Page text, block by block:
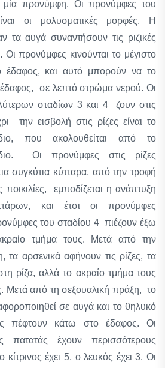
μία προνύμφη. Οι προνύμφες του
οι μολυσματικές μορφές. Η
τα αυγά συναντήσουν τις ριζικές
Οι προνύμφες κινούνται το μέγιστο
και αυτό μπορούν να το
σε λεπτό στρώμα νερού. Οι
σταδίων 3 και 4 ζουν στις
την εισβολή στις ρίζες είναι το
που ακολουθείται από το
Οι προνύμφες στις ρίζες
συγκύτια κύτταρα, από την τροφή
ποικιλίες, εμποδίζεται η ανάπτυξη
και έτσι οι προνύμφες
του σταδίου 4 πιέζουν έξω
τμήμα τους. Μετά από την
τα αρσενικά αφήνουν τις ρίζες, τα
ρίζα, αλλά το ακραίο τμήμα τους
Μετά από τη σεξουαλική πράξη, το
σε αυγά και το θηλυκό
πέφτουν κάτω στο έδαφος. Οι
πατατάς έχουν περισσότερους
έχει 5, ο λευκός έχει 3. Οι